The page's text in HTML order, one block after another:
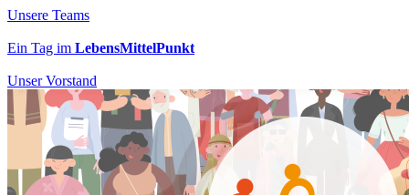
Unsere Teams
Ein Tag im LebensMittelPunkt
Unser Vorstand